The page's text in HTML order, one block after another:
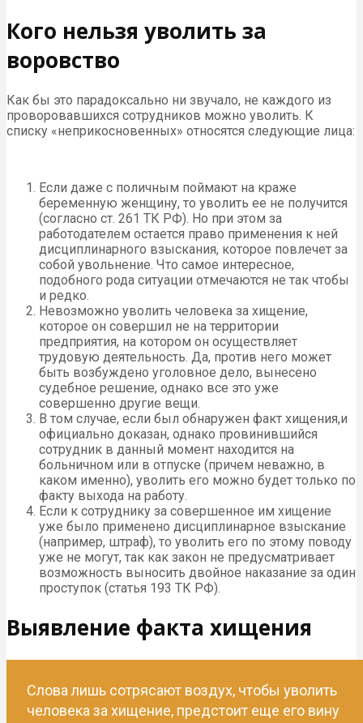
Кого нельзя уволить за
воровство
Как бы это парадоксально ни звучало, не каждого из
проворовавшихся сотрудников можно уволить. К
списку «неприкосновенных» относятся следующие лица:
Если даже с поличным поймают на краже
беременную женщину, то уволить ее не получится
(согласно ст. 261 ТК РФ). Но при этом за
работодателем остается право применения к ней
дисциплинарного взыскания, которое повлечет за
собой увольнение. Что самое интересное,
подобного рода ситуации отмечаются не так чтобы
и редко.
Невозможно уволить человека за хищение,
которое он совершил не на территории
предприятия, на котором он осуществляет
трудовую деятельность. Да, против него может
быть возбуждено уголовное дело, вынесено
судебное решение, однако все это уже
совершенно другие вещи.
В том случае, если был обнаружен факт хищения,и
официально доказан, однако провинившийся
сотрудник в данный момент находится на
больничном или в отпуске (причем неважно, в
каком именно), уволить его можно будет только по
факту выхода на работу.
Если к сотруднику за совершенное им хищение
уже было применено дисциплинарное взыскание
(например, штраф), то уволить его по этому поводу
уже не могут, так как закон не предусматривает
возможность выносить двойное наказание за один
проступок (статья 193 ТК РФ).
Выявление факта хищения
Слова лишь сотрясают воздух, чтобы уволить
человека за хищение, предстоит еще его вину